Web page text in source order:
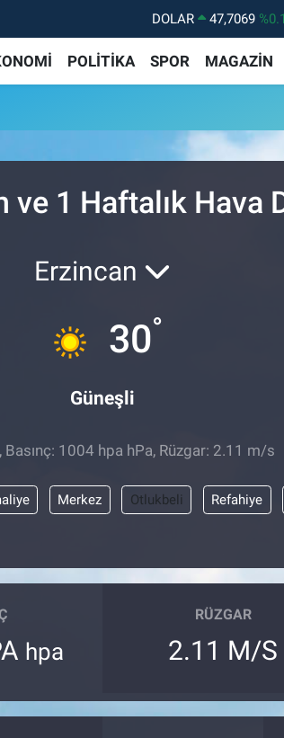
DOLAR 47,7069
EURO
55,0265
STERLİN
64,1897
13.887
POLİTİKA SPOR MAGAZİN
ve 1 Haftalık Hava
Erzincan
30°
Güneşli
Basınç: 1004 hpa hPa, Rüzgar: 2.11 m/s
Merkez Otlukbeli Refahiye
hpa
RÜZGAR
2.11 M/S